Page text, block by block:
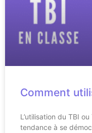
Comment
L’utilisation du TBI
tendance à se